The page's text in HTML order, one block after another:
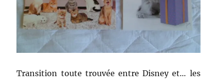
Transition toute trouvée entre Disney et… les